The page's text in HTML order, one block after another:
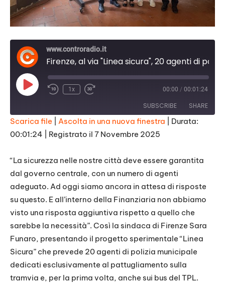
www.controradio.it
Play
Episode
1x 00:00 / 00:01:24
SUBSCRIBE SHARE
SHARE
LINK
EMBED
Scarica file Ascolta in una nuova finestra
Durata:
00:01:24
Registrato il 7 Novembre 2025
“La sicurezza nelle nostre città deve essere garantita
dal governo centrale, con un numero di agenti
adeguato. Ad oggi siamo ancora in attesa di risposte
su questo. E all’interno della Finanziaria non abbiamo
visto una risposta aggiuntiva rispetto a quello che
sarebbe la necessità”. Così la sindaca di Firenze Sara
Funaro, presentando il progetto sperimentale “Linea
Sicura” che prevede 20 agenti di polizia municipale
dedicati esclusivamente al pattugliamento sulla
tramvia e, per la prima volta, anche sui bus del TPL.